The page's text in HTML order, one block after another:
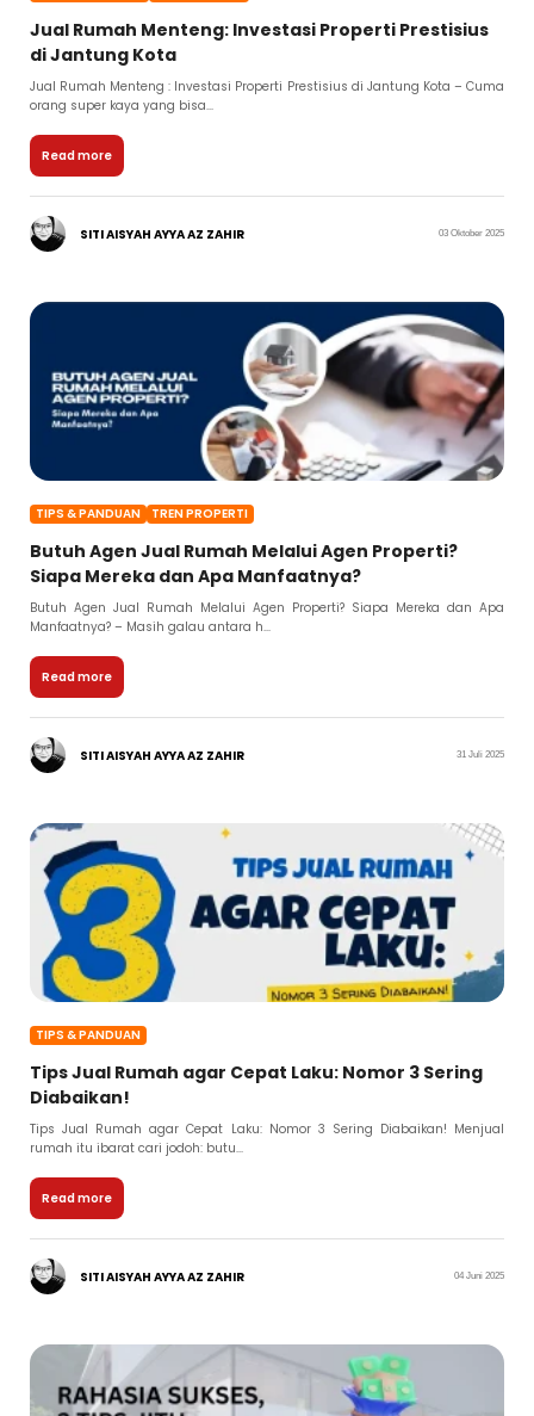
Jual Rumah Menteng: Investasi Properti Prestisius
di Jantung Kota
Jual Rumah Menteng : Investasi Properti Prestisius di Jantung Kota – Cuma
orang super kaya yang bisa...
Read more
SITI AISYAH AYYA AZ ZAHIR 03 Oktober 2025
TIPS & PANDUAN TREN PROPERTI
Butuh Agen Jual Rumah Melalui Agen Properti?
Siapa Mereka dan Apa Manfaatnya?
Butuh Agen Jual Rumah Melalui Agen Properti? Siapa Mereka dan Apa
Manfaatnya? – Masih galau antara h...
Read more
SITI AISYAH AYYA AZ ZAHIR 31 Juli 2025
TIPS & PANDUAN
Tips Jual Rumah agar Cepat Laku: Nomor 3 Sering
Diabaikan!
Tips Jual Rumah agar Cepat Laku: Nomor 3 Sering Diabaikan! Menjual
rumah itu ibarat cari jodoh: butu...
Read more
SITI AISYAH AYYA AZ ZAHIR 04 Juni 2025